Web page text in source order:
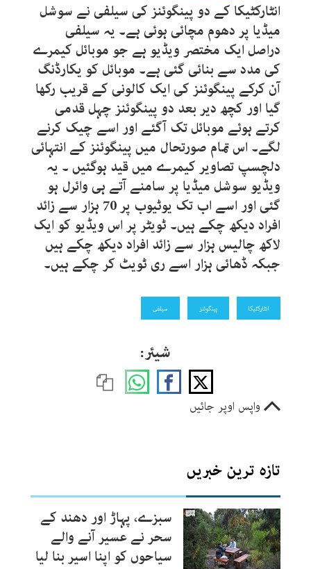
انٹارکٹیکا کے دو پینگوئنز کی سیلفی نے سوشل
میڈیا پر دھوم مچائی ہوئی ہے۔ یہ سیلفی
دراصل ایک مختصر ویڈیو ہے جو موبائل کیمرے
کی مدد سے بنائی گئی ہے۔ موبائل کو یکارڈنگ
آن کرکے پینگوئنز کی ایک کالونی کے قریب رکھا
گیا اور کچھ دیر بعد دو پینگوئنز چہل قدمی
کرتے ہوئے موبائل تک آگئے اور اسے چیک کرنے
لگے۔ اس تمام صورتحال میں پینگوئنز کے انتہائی
دلچسپ تصاویر کیمرے میں قید ہوگئیں ۔ یہ
ویڈیو سوشل میڈیا پر سامنے آتے ہی وائرل ہو
گئی اور اسے اب تک یوٹیوب پر 70 ہزار سے زائد
افراد دیکھ چکے ہیں۔ ٹویٹر پر اس ویڈیو کو ایک
لاکھ چالیس ہزار سے زائد افراد دیکھ چکے ہیں
جبکہ ڈھائی ہزار اسے ری ٹویٹ کر چکے ہیں۔
انٹارکٹیکا پینگوئنز سیلفی
شیئر:
واپس اوپر جائیں
تازہ ترین خبریں
سبزے، پہاڑ اور دھند کے
سحر نے عسیر آنے والے
سیاحوں کو اپنا اسیر بنا لیا